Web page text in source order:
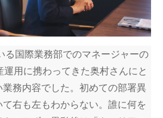
る国際業務部でのマネージャーの
用に携わってきた奥村さんにと
務内容でした。初めての部署異
右も左もわからない。誰に何を